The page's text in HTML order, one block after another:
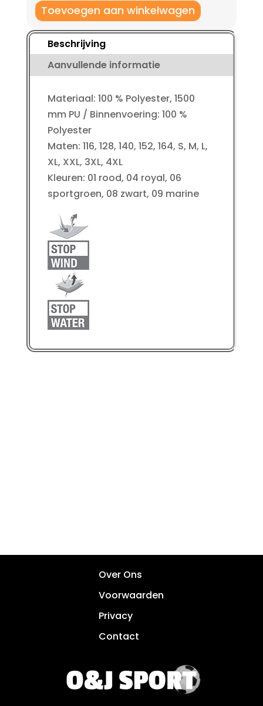
Classico
aantal
Toevoegen aan winkelwagen
Beschrijving
Aanvullende informatie
Materiaal: 100 % Polyester, 1500
mm PU / Binnenvoering: 100 %
Polyester
Maten: 116, 128, 140, 152, 164, S, M, L,
XL, XXL, 3XL, 4XL
Kleuren: 01 rood, 04 royal, 06
sportgroen, 08 zwart, 09 marine
Over Ons
Voorwaarden
Privacy
Contact